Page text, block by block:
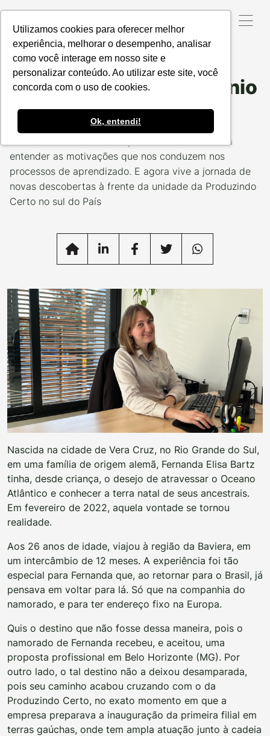
Utilizamos cookies para oferecer melhor
experiência, melhorar o desempenho, analisar
como você interage em nosso site e
personalizar conteúdo. Ao utilizar este site, você
concorda com o uso de cookies.
Ok, entendi!
Data da Postagem:06/11/2023 Categoria:
Fernanda Bartz: o fascínio
por aprender
A administradora tem um particular interesse em
entender as motivações que nos conduzem nos
processos de aprendizado. E agora vive a jornada de
novas descobertas à frente da unidade da Produzindo
Certo no sul do País
Nascida na cidade de Vera Cruz, no Rio Grande do Sul,
em uma família de origem alemã, Fernanda Elisa Bartz
tinha, desde criança, o desejo de atravessar o Oceano
Atlântico e conhecer a terra natal de seus ancestrais.
Em fevereiro de 2022, aquela vontade se tornou
realidade.
Aos 26 anos de idade, viajou à região da Baviera, em
um intercâmbio de 12 meses. A experiência foi tão
especial para Fernanda que, ao retornar para o Brasil, já
pensava em voltar para lá. Só que na companhia do
namorado, e para ter endereço fixo na Europa.
Quis o destino que não fosse dessa maneira, pois o
namorado de Fernanda recebeu, e aceitou, uma
proposta profissional em Belo Horizonte (MG). Por
outro lado, o tal destino não a deixou desamparada,
pois seu caminho acabou cruzando com o da
Produzindo Certo, no exato momento em que a
empresa preparava a inauguração da primeira filial em
terras gaúchas, onde tem ampla atuação junto à cadeia